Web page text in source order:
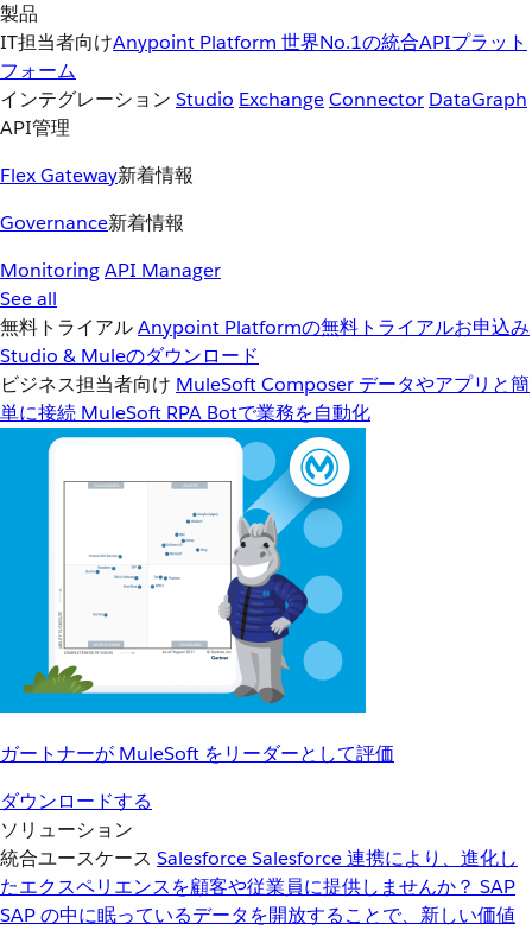
製品
IT担当者向けAnypoint Platform 世界No.1の統合APIプラット
フォーム
インテグレーション Studio ExchangeConnector DataGraph
API管理
Flex Gateway新着情報
Governance新着情報
MonitoringAPI Manager
See all
無料トライアルAnypoint Platformの無料トライアルお申込み
Studio & Muleのダウンロード
ビジネス担当者向け MuleSoft Composer データやアプリと簡
単に接続 MuleSoft RPA Botで業務を自動化
ガートナーが MuleSoft をリーダーとして評価
ダウンロードする
ソリューション
統合ユースケース SalesforceSalesforce 連携により、進化し
たエクスペリエンスを顧客や従業員に提供しませんか？ SAP
SAP の中に眠っているデータを開放することで、新しい価値